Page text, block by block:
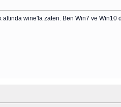
wine'la zaten. Ben Win7 ve